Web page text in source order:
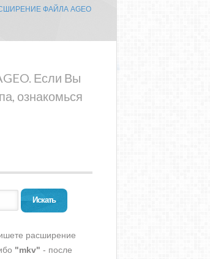
ФАЙЛА AGEO
Если Вы
ознакомься
Искать
расширение
"mkv" - после